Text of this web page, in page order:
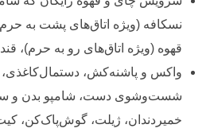
نسکافه (ویژه اتاق‌های پشت به
قهوه (ویژه اتاق‌های رو به حرم)،
واکس و پاشنه‌کش، دستمال‌کاغذی،
شست‌وشوی دست، شامپو بدن و
خمیردندان، ژیلت، گوش‌پاک‌کن،